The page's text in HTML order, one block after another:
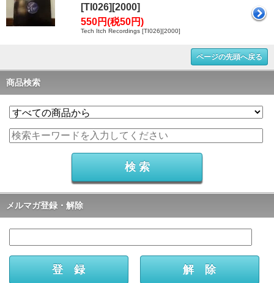
[TI026][2000]
550円(税50円)
Tech Itch Recordings [TI026][2000]
ページの先頭へ戻る
商品検索
メルマガ登録・解除